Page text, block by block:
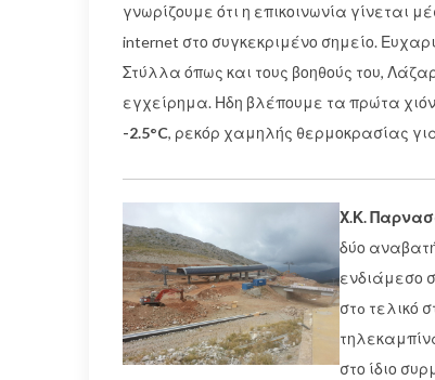
γνωρίζουμε ότι η επικοινωνία γίνεται
internet στο συγκεκριμένο σημείο.
Στύλλα όπως και τους βοηθούς του,
εγχείρημα. Ηδη βλέπουμε τα πρώτα
-2.5°C, ρεκόρ χαμηλής θερμοκρασίας
Χ.Κ.
δύο
ενδιάμεσο
στo τελικό
στο ίδιο